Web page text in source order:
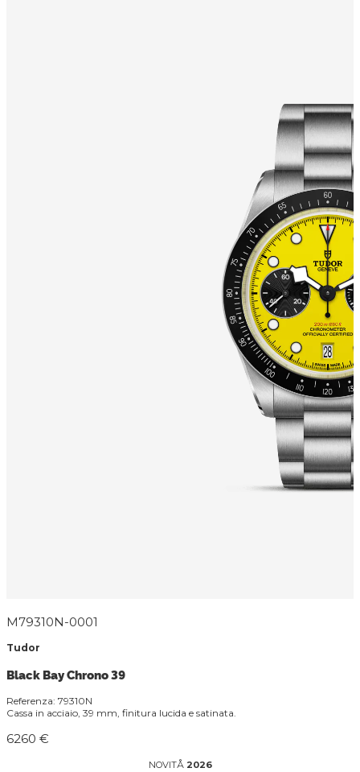
M79310N-0001
Tudor
Black Bay Chrono 39
Referenza: 79310N
Cassa in acciaio, 39 mm, finitura lucida e satinata.
6260 €
NOVITÅ 2026